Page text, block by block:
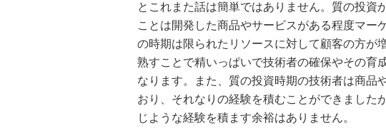
とこれまた話は簡単ではありません。質の投資
ことは開発した商品やサービスがある程度マー
の時期は限られたリソースに対して顧客の方が
熟すことで精いっぱいで技術者の確保やその育
なります。また、質の投資時期の技術者は商品
おり、それなりの経験を積むことができました
じような経験を積ます余裕はありません。